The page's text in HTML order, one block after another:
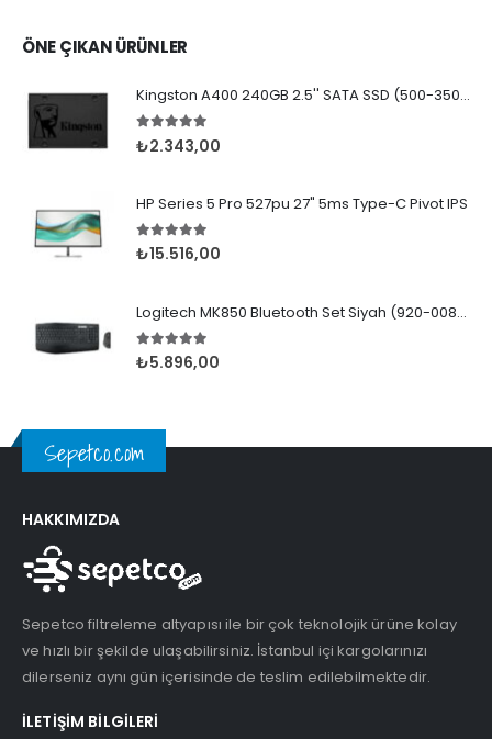
ÖNE ÇIKAN ÜRÜNLER
Kingston A400 240GB 2.5'' SATA SSD (500-350MB/s)
5.005 üzerinden
₺2.343,00
HP Series 5 Pro 527pu 27" 5ms Type-C Pivot IPS
5.005 üzerinden
₺15.516,00
Logitech MK850 Bluetooth Set Siyah (920-008230)
5.005 üzerinden
₺5.896,00
Sepetco.com
HAKKIMIZDA
Sepetco filtreleme altyapısı ile bir çok teknolojik ürüne kolay
ve hızlı bir şekilde ulaşabilirsiniz. İstanbul içi kargolarınızı
dilerseniz aynı gün içerisinde de teslim edilebilmektedir.
İLETIŞIM BILGILERI